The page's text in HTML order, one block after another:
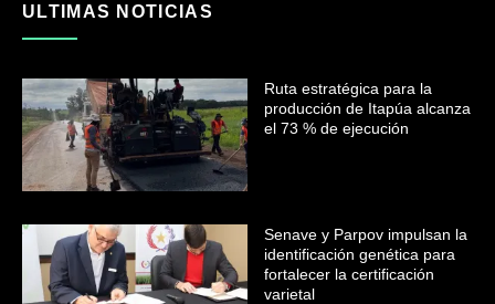
ULTIMAS NOTICIAS
Ruta estratégica para la
producción de Itapúa alcanza
el 73 % de ejecución
Senave y Parpov impulsan la
identificación genética para
fortalecer la certificación
varietal